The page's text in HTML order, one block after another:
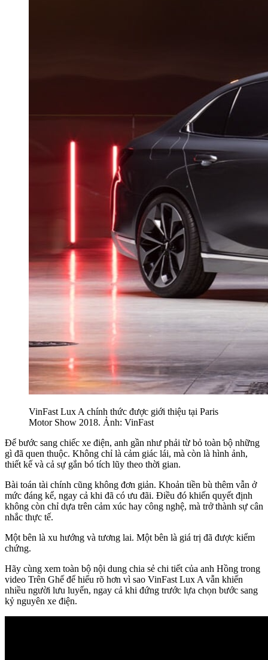
VinFast Lux A chính thức được giới thiệu tại Paris
Motor Show 2018. Ảnh: VinFast
Để bước sang chiếc xe điện, anh gần như phải từ bỏ toàn bộ những
gì đã quen thuộc. Không chỉ là cảm giác lái, mà còn là hình ảnh,
thiết kế và cả sự gắn bó tích lũy theo thời gian.
Bài toán tài chính cũng không đơn giản. Khoản tiền bù thêm vẫn ở
mức đáng kể, ngay cả khi đã có ưu đãi. Điều đó khiến quyết định
không còn chỉ dựa trên cảm xúc hay công nghệ, mà trở thành sự cân
nhắc thực tế.
Một bên là xu hướng và tương lai. Một bên là giá trị đã được kiểm
chứng.
Hãy cùng xem toàn bộ nội dung chia sẻ chi tiết của anh Hồng trong
video Trên Ghế để hiểu rõ hơn vì sao VinFast Lux A vẫn khiến
nhiều người lưu luyến, ngay cả khi đứng trước lựa chọn bước sang
kỷ nguyên xe điện.